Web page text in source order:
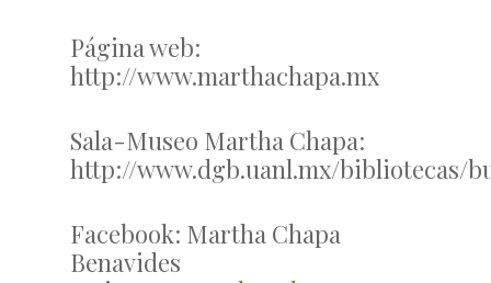
Página web:
http://www.marthachapa.mx
Sala-Museo Martha Chapa:
http://www.dgb.uanl.mx/bibliotecas/
Facebook: Martha Chapa
Benavides